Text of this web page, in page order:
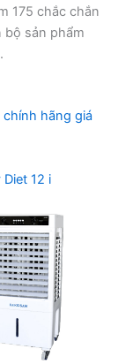
175 chắc chắn
bộ sản phẩm
hãng giá
12 i